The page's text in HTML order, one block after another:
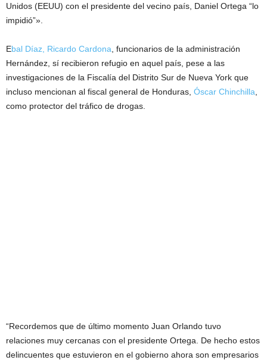
Unidos (EEUU) con el presidente del vecino país, Daniel Ortega “lo
impidió”».
Ebal Díaz, Ricardo Cardona , funcionarios de la administración
Hernández, sí recibieron refugio en aquel país, pese a las
investigaciones de la Fiscalía del Distrito Sur de Nueva York que
incluso mencionan al fiscal general de Honduras, Óscar Chinchilla
como protector del tráfico de drogas.
“Recordemos que de último momento Juan Orlando tuvo
relaciones muy cercanas con el presidente Ortega. De hecho estos
delincuentes que estuvieron en el gobierno ahora son empresarios